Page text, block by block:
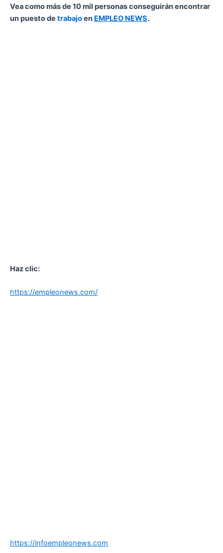
Vea como más de 10 mil personas conseguirán encontrar
un puesto de trabajoen EMPLEO NEWS.
Haz clic:
https://empleonews.com/
https://infoempleonews.com